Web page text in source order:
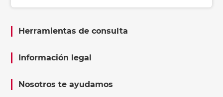
Herramientas de consulta
Información legal
Nosotros te ayudamos